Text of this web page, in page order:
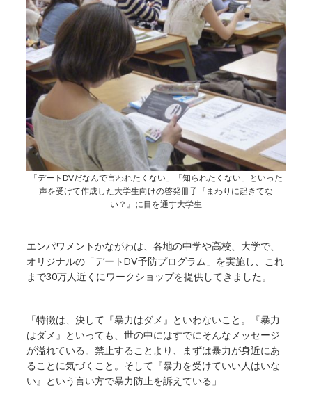
「デートDVだなんで言われたくない」「知られたくない」といった
声を受けて作成した大学生向けの啓発冊子『まわりに起きてな
い？』に目を通す大学生
エンパワメントかながわは、各地の中学や高校、大学で、
オリジナルの「デートDV予防プログラム」を実施し、これ
まで30万人近くにワークショップを提供してきました。
「特徴は、決して『暴力はダメ』といわないこと。『暴力
はダメ』といっても、世の中にはすでにそんなメッセージ
が溢れている。禁止することより、まずは暴力が身近にあ
ることに気づくこと。そして『暴力を受けていい人はいな
い』という言い方で暴力防止を訴えている」